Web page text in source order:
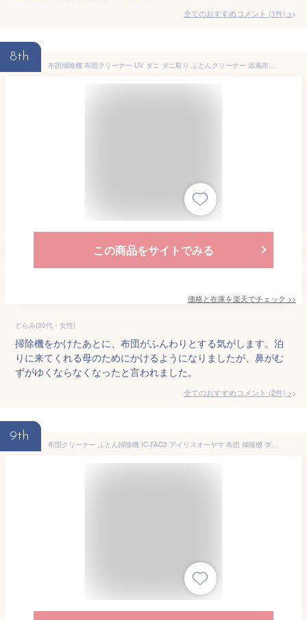
全てのおすすめコメント (1件) >
8th
布団掃除機 布団クリーナー UV ダニ ダニ取り ふとんクリーナー 温風布団クリーナー 布団 クリーナー SY-062 | 布団 掃除機 クリーナー ハンディクリーナー 温風 布団用 清潔 花粉 花粉対策 ハウスダストダニ退治 ダニ対策 99% 除菌 UVランプ
この商品をサイトでみる
価格と在庫を楽天でチェック >>
どらみ(30代・女性)
掃除機をかけたあとに、布団がふんわりとする気がします。泊
りに来てくれる母のためにかけるようになりましたが、鼻がむ
ずがゆくならなくなったと言われました。
全てのおすすめコメント (2件) >
9th
布団クリーナー ふとん掃除機 IC-FAC2 アイリスオーヤマ 布団 掃除機 ダニ 布団用掃除機 ダニ掃除機 花粉対策 花粉 ふとんクリーナー ハウスダスト ダニ退治 コンパクト ハンディ 布団 ベッド 寝具 梅雨